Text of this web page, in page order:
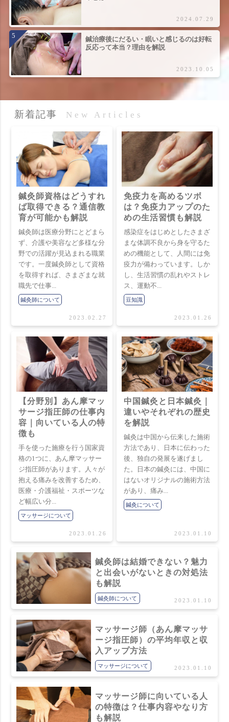
2024.07.29
鍼治療後にだるい・眠いと感じるのは好転
反応って本当？理由を解説
2023.10.05
新着記事 New Articles
鍼灸師資格はどうすれ
ば取得できる？通信教
育が可能かも解説
鍼灸師は医療分野にとどまら
ず、介護や美容など多様な分
野での活躍が見込まれる職業
です。一度鍼灸師として資格
を取得すれば、さまざまな就
職先で仕事...
鍼灸師について
2023.02.27
免疫力を高めるツボ
は？免疫力アップのた
めの生活習慣も解説
感染症をはじめとしたさまざ
まな体調不良から身を守るた
めの機能として、人間には免
疫力が備わっています。しか
し、生活習慣の乱れやストレ
ス、運動不...
豆知識
2023.01.26
【分野別】あん摩マッ
サージ指圧師の仕事内
容｜向いている人の特
徴も
手を使った施療を行う国家資
格の1つに、あん摩マッサー
ジ指圧師があります。人々が
抱える痛みを改善するため、
医療・介護福祉・スポーツな
ど幅広い分...
マッサージについて
2023.01.26
中国鍼灸と日本鍼灸｜
違いやそれぞれの歴史
を解説
鍼灸は中国から伝来した施術
方法であり、日本に伝わった
後、独自の発展を遂げまし
た。日本の鍼灸には、中国に
はないオリジナルの施術方法
があり、痛み...
鍼灸について
2023.01.10
鍼灸師は結婚できない？魅力
と出会いがないときの対処法
も解説
鍼灸師について 2023.01.10
マッサージ師（あん摩マッサ
ージ指圧師）の平均年収と収
入アップ方法
マッサージについて 2023.01.10
マッサージ師に向いている人
の特徴は？仕事内容やなり方
も解説